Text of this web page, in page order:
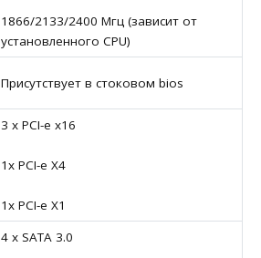
1866/2133/2400 Мгц (зависит от
установленного CPU)
Присутствует в стоковом bios
3 x PCI-e x16
1x PCI-e X4
1x PCI-e X1
4 x SATA 3.0